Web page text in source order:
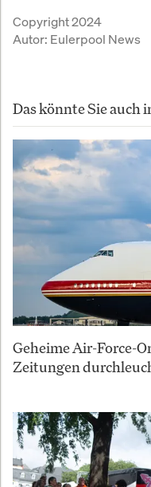
Copyright 2024
Autor: Eulerpool News
Das könnte Sie auch
Geheime Air-Force-
Zeitungen